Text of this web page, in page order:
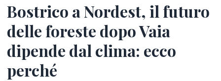
Bostrico a Nordest, il futuro
delle foreste dopo Vaia
dipende dal clima: ecco
perché